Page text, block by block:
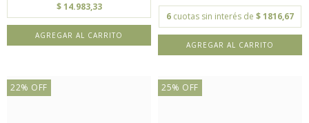
$ 14.983,33
6 cuotas sin interés de $ 1816,67
AGREGAR AL CARRITO
22% OFF 25% OFF